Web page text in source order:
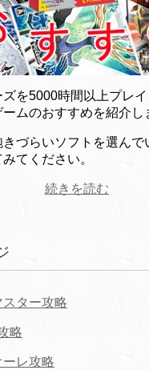
を5000時間以上プレ
ムのおすすめを紹介し
づらいソフトを選んで
てください。
続きを読む
ター攻略
略
レ攻略